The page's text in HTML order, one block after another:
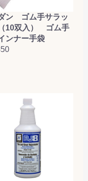
ン ゴム手サラッ
10双入） ゴム手
ンナー手袋